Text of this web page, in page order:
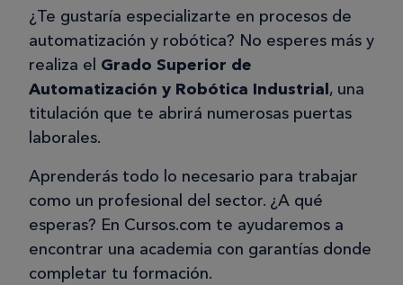
¿Te gustaría especializarte en procesos de
automatización y robótica? No esperes más y
realiza el Grado Superior de
Automatización y Robótica Industrial, una
titulación que te abrirá numerosas puertas
laborales.
Aprenderás todo lo necesario para trabajar
como un profesional del sector. ¿A qué
esperas? En Cursos.com te ayudaremos a
encontrar una academia con garantías donde
completar tu formación.